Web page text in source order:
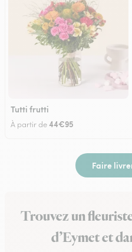
Tutti frutti
À partir de44€95
Faire
Trouvez un
d’Eymet et